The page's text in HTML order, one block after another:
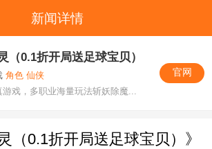
新闻详情
（0.1折开局送足球宝贝）
角色 仙侠
游戏，多职业海量玩法斩妖除魔...
官网
（0.1折开局送足球宝贝）》